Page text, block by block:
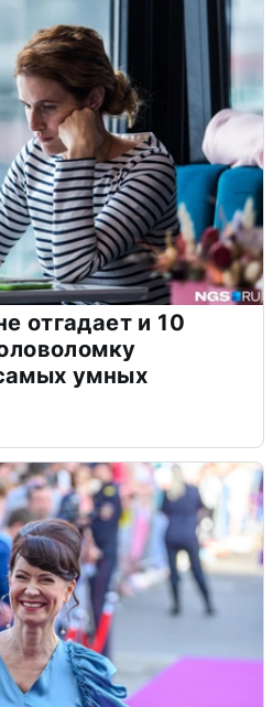
отгадает и 10
умных